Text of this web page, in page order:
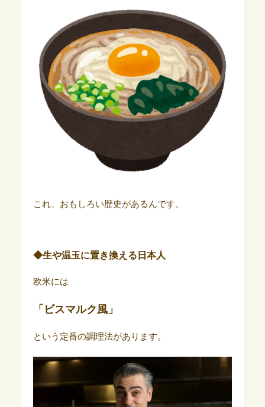
これ、おもしろい歴史があるんです。
◆生や温玉に置き換える日本人
欧米には
「ビスマルク風」
という定番の調理法があります。